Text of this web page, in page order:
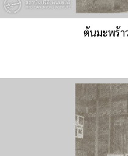
ต้นมะพร้า